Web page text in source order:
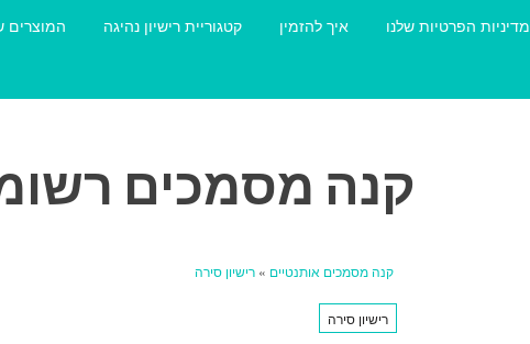
המוצרים קטגוריית רישיון נהיגה איך להזמין מדיניות הפרטיות שלנו
קנה מסמכים
קנה מסמכים אותנטיים » רישיון סירה
רישיון סירה